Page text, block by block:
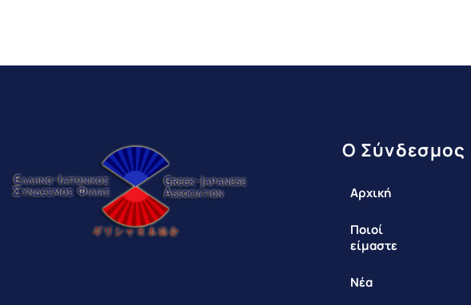
Ο Σύνδεσμος
Αρχική
Ποιοί
είμαστε
Νέα